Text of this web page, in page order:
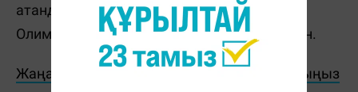
атанды. Сонымен қатар, Токио
Олимпиадасының қола жүлдесін еншілеген.
Жаңалықтарды бәрінен бұрын біліп отырғыңыз